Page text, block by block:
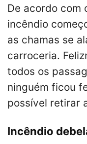
De acordo com
incêndio
as chamas se
carroceria.
todos os
ninguém ficou
possível retirar
Incêndio